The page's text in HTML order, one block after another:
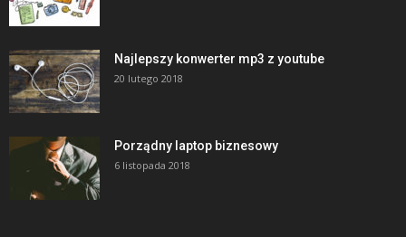
Najlepszy konwerter mp3 z youtube
20 lutego 2018
Porządny laptop biznesowy
6 listopada 2018